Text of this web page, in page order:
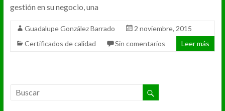
gestión en su negocio, una
Guadalupe González Barrado
2 noviembre, 2015
Certificados de calidad
Sin comentarios Leer más